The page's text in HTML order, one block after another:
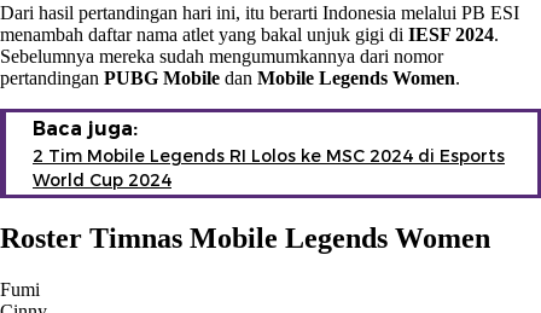
Dari hasil pertandingan hari ini, itu berarti Indonesia melalui PB ESI
menambah daftar nama atlet yang bakal unjuk gigi di IESF 2024.
Sebelumnya mereka sudah mengumumkannya dari nomor
pertandingan PUBG Mobile dan Mobile Legends Women.
Baca juga:
2 Tim Mobile Legends RI Lolos ke MSC 2024 di Esports
World Cup 2024
Roster Timnas Mobile Legends Women
Fumi